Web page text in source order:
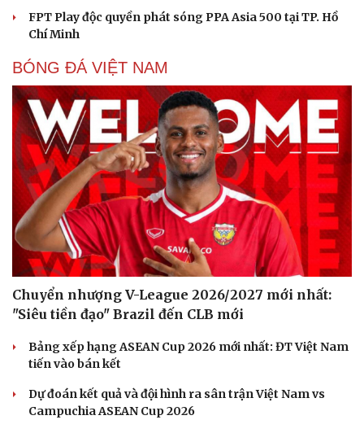
FPT Play độc quyền phát sóng PPA Asia 500 tại TP. Hồ
Chí Minh
BÓNG ĐÁ VIỆT NAM
Chuyển nhượng V-League 2026/2027 mới nhất:
"Siêu tiền đạo" Brazil đến CLB mới
Bảng xếp hạng ASEAN Cup 2026 mới nhất: ĐT Việt Nam
tiến vào bán kết
Dự đoán kết quả và đội hình ra sân trận Việt Nam vs
Campuchia ASEAN Cup 2026